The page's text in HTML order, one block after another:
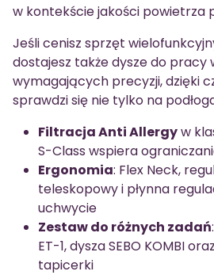
w kontekście jakości powietrza
Jeśli cenisz sprzęt
dostajesz także dysze do pracy
wymagających precyzji, dzięki
sprawdzi się nie tylko na
Filtracja Anti Allergyw
S-Class wspiera
Ergonomia: Flex Neck,
teleskopowy i płynna
uchwycie
Zestaw do różnych zadań
ET-1, dysza SEBO KOMBI
tapicerki